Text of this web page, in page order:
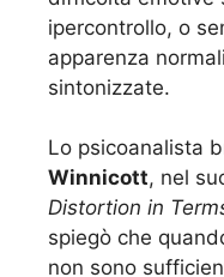
ipercontrollo, o
apparenza
sintonizzate.
Lo psicoanalista
Winnicott, nel
Distortion in
spiegò che
non sono